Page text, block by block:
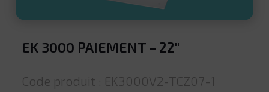
EK 3000 PAIEMENT – 22″
Code produit : EK3000V2-TCZ07-1